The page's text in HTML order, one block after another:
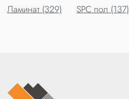
Ламинат (329)
SPC пол (137)